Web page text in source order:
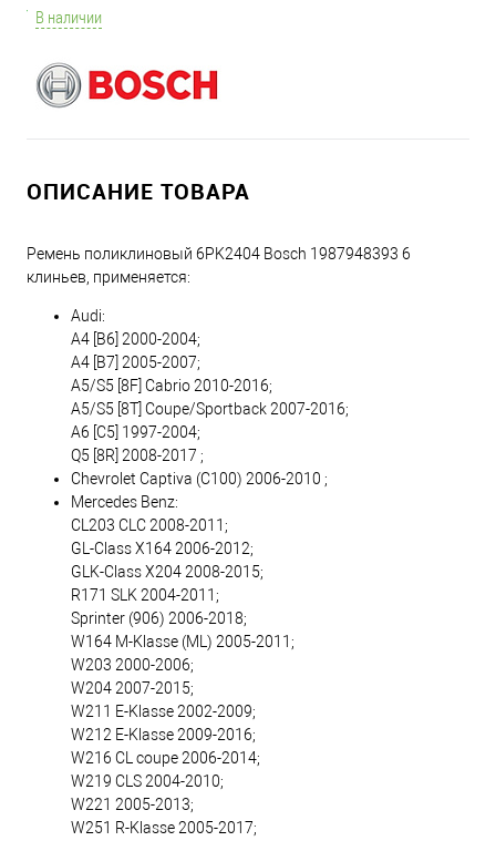
В наличии
ОПИСАНИЕ ТОВАРА
Ремень поликлиновый 6PK2404 Bosch 1987948393 6
клиньев, применяется:
Audi:
A4 [B6] 2000-2004;
A4 [B7] 2005-2007;
A5/S5 [8F] Cabrio 2010-2016;
A5/S5 [8T] Coupe/Sportback 2007-2016;
A6 [C5] 1997-2004;
Q5 [8R] 2008-2017 ;
Chevrolet Captiva (C100) 2006-2010 ;
Mercedes Benz:
CL203 CLC 2008-2011;
GL-Class X164 2006-2012;
GLK-Class X204 2008-2015;
R171 SLK 2004-2011;
Sprinter (906) 2006-2018;
W164 M-Klasse (ML) 2005-2011;
W203 2000-2006;
W204 2007-2015;
W211 E-Klasse 2002-2009;
W212 E-Klasse 2009-2016;
W216 CL coupe 2006-2014;
W219 CLS 2004-2010;
W221 2005-2013;
W251 R-Klasse 2005-2017;